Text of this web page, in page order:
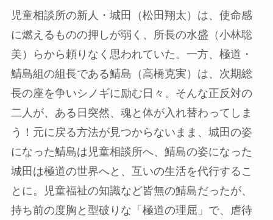
児童相談所の新人・城田（松田翔太）は、使命感
に燃えるものの押しが弱く、所長の水盛（小林聡
美）らから頼りなく思われていた。一方、極道・
鯖島組の組長である鯖島（高橋克実）は、次期総
長の座を争いシノギに励む日々。そんな正反対の
二人が、ある日突然、魂と体が入れ替わってしま
う！元に戻る方法が見つからないまま、城田の姿
になった鯖島は児童相談所へ、鯖島の姿になった
城田は極道の世界へと、互いの生活を代行するこ
とに。児童福祉の知識など皆無の鯖島だったが、
持ち前の度胸と型破りな「極道の理屈」で、虐待